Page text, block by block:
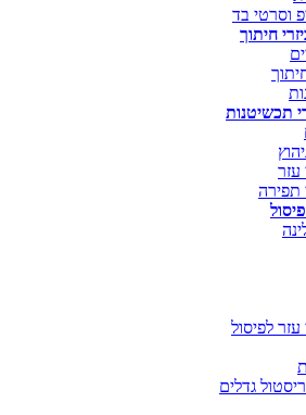
וסרטי בד
חיתוך
תכשיטנות
עזר
תפירה
עזר לפיסול
גדלים